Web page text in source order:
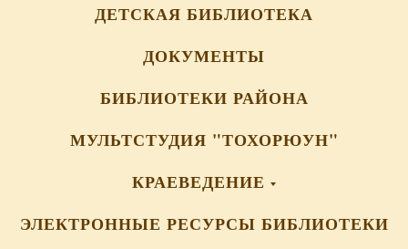
ДЕТСКАЯ БИБЛИОТЕКА
ДОКУМЕНТЫ
БИБЛИОТЕКИ РАЙОНА
МУЛЬТСТУДИЯ "ТОХОРЮУН"
КРАЕВЕДЕНИЕ
ЭЛЕКТРОННЫЕ РЕСУРСЫ БИБЛИОТЕКИ